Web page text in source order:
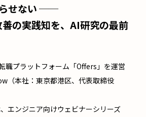
せない ──
の実践知を、AI研究の最前
職プラットフォーム「Offers」を運営
（本社：東京都港区、代表取締役
エンジニア向けウェビナーシリーズ